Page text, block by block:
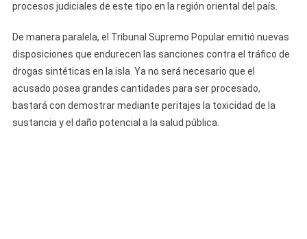
procesos judiciales de este tipo en la región oriental del país.
De manera paralela, el Tribunal Supremo Popular emitió nuevas
disposiciones que endurecen las sanciones contra el tráfico de
drogas sintéticas en la isla. Ya no será necesario que el
acusado posea grandes cantidades para ser procesado,
bastará con demostrar mediante peritajes la toxicidad de la
sustancia y el daño potencial a la salud pública.